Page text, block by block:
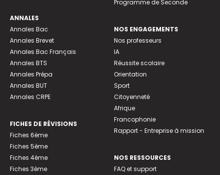
ANNALES
Annales Bac
Annales Brevet
Annales Bac Français
Annales BTS
Annales Prépa
Annales BUT
Annales CRPE
FICHES DE RÉVISIONS
Fiches 6ème
Fiches 5ème
Fiches 4ème
Fiches 3ème
Programme de Seconde
NOS ENGAGEMENTS
Nos professeurs
IA
Réussite scolaire
Orientation
Sport
Citoyenneté
Afrique
Francophonie
Rapport - Entreprise à mission
NOS RESSOURCES
FAQ et support